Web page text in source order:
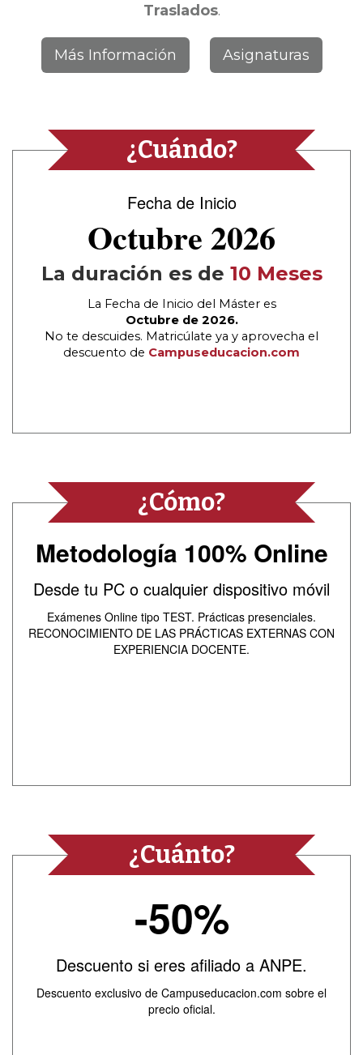
Traslados.
Más Información Asignaturas
¿Cuándo?
Fecha de Inicio
Octubre 2026
La duración es de 10 Meses
La Fecha de Inicio del Máster es
Octubre de 2026.
No te descuides. Matricúlate ya y aprovecha el
descuento de Campuseducacion.com
¿Cómo?
Metodología 100% Online
Desde tu PC o cualquier dispositivo móvil
Exámenes Online tipo TEST. Prácticas presenciales.
RECONOCIMIENTO DE LAS PRÁCTICAS EXTERNAS CON
EXPERIENCIA DOCENTE.
¿Cuánto?
-50%
Descuento si eres afiliado a ANPE.
Descuento exclusivo de Campuseducacion.com sobre el
precio oficial.